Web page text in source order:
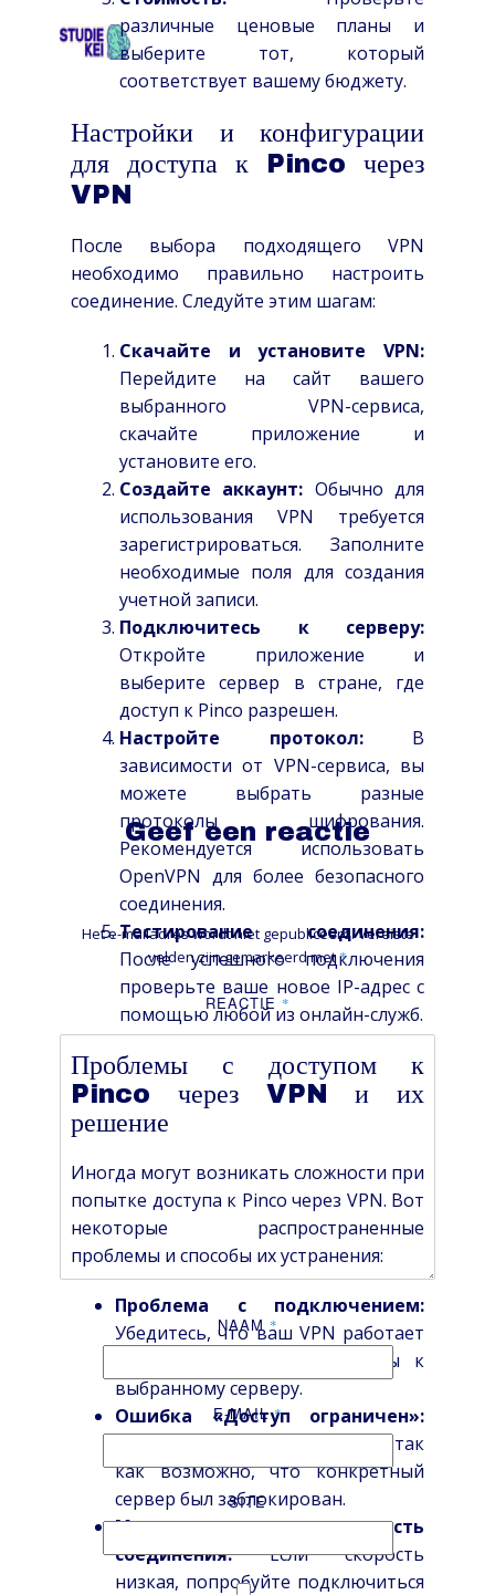
HOME OVER SCHOLEN TARIEVEN
различные ценовые планы и
выберите тот, который
соответствует вашему бюджету.
Настройки и конфигурации
для доступа к Pinco через
VPN
После выбора подходящего VPN
необходимо правильно настроить
соединение. Следуйте этим шагам:
Скачайте и установите VPN:
Перейдите на сайт вашего
выбранного VPN-сервиса,
скачайте приложение и
установите его.
Создайте аккаунт: Обычно для
использования VPN требуется
зарегистрироваться. Заполните
необходимые поля для создания
учетной записи.
Подключитесь к серверу:
Откройте приложение и
выберите сервер в стране, где
доступ к Pinco разрешен.
Настройте протокол:В
зависимости от VPN-сервиса, вы
можете выбрать разные
протоколы шифрования.
Рекомендуется использовать
OpenVPN для более безопасного
соединения.
Тестирование соединения:
После успешного подключения
проверьте ваше новое IP-адрес с
помощью любой из онлайн-служб.
Проблемы с доступом к
Pinco через VPN и их
решение
Иногда могут возникать сложности при
попытке доступа к Pinco через VPN. Вот
некоторые распространенные
проблемы и способы их устранения:
Проблема с подключением:
Убедитесь, что ваш VPN работает
корректно и вы подключены к
выбранному серверу.
Ошибка «Доступ ограничен»:
Попробуйте сменить сервер, так
как возможно, что конкретный
сервер был заблокирован.
Медленная скорость
соединения:Если скорость
низкая, попробуйте подключиться
Geef een reactie
Het e-mailadres wordt niet gepubliceerd.Vereiste
velden zijn gemarkeerd met*
REACTIE *
NAAM *
E-MAIL*
SITE